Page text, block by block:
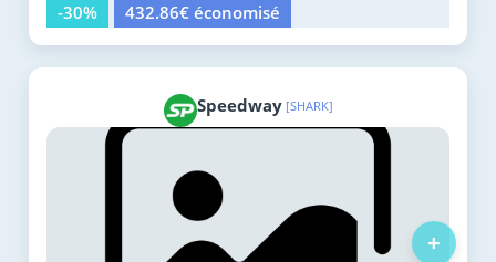
-30%
432.86€ économisé
Speedway [SHARK]
+